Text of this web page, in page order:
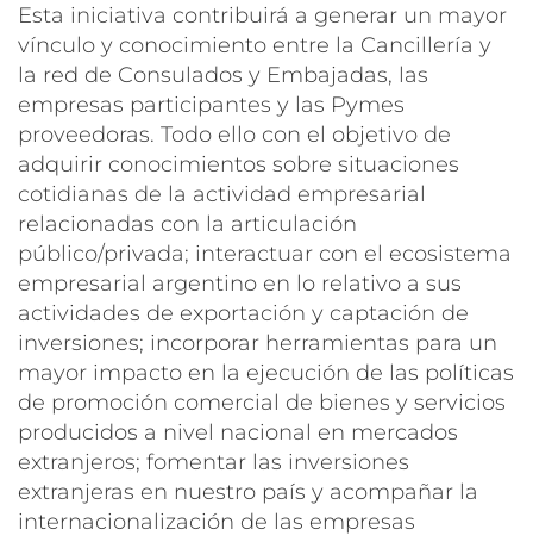
Esta iniciativa contribuirá a generar un mayor
vínculo y conocimiento entre la Cancillería y
la red de Consulados y Embajadas, las
empresas participantes y las Pymes
proveedoras. Todo ello con el objetivo de
adquirir conocimientos sobre situaciones
cotidianas de la actividad empresarial
relacionadas con la articulación
público/privada; interactuar con el ecosistema
empresarial argentino en lo relativo a sus
actividades de exportación y captación de
inversiones; incorporar herramientas para un
mayor impacto en la ejecución de las políticas
de promoción comercial de bienes y servicios
producidos a nivel nacional en mercados
extranjeros; fomentar las inversiones
extranjeras en nuestro país y acompañar la
internacionalización de las empresas